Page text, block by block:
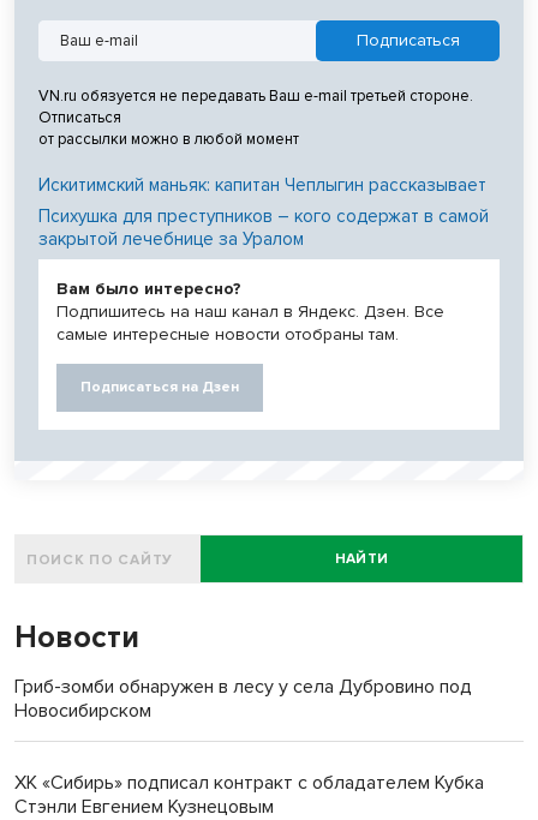
VN.ru обязуется не передавать Ваш e-mail третьей стороне.
Отписаться
от рассылки можно в любой момент
Искитимский маньяк: капитан Чеплыгин рассказывает
Психушка для преступников – кого содержат в самой
закрытой лечебнице за Уралом
Вам было интересно?
Подпишитесь на наш канал в Яндекс. Дзен. Все
самые интересные новости отобраны там.
Подписаться на Дзен
НАЙТИ
Новости
Гриб-зомби обнаружен в лесу у села Дубровино под
Новосибирском
ХК «Сибирь» подписал контракт с обладателем Кубка
Стэнли Евгением Кузнецовым